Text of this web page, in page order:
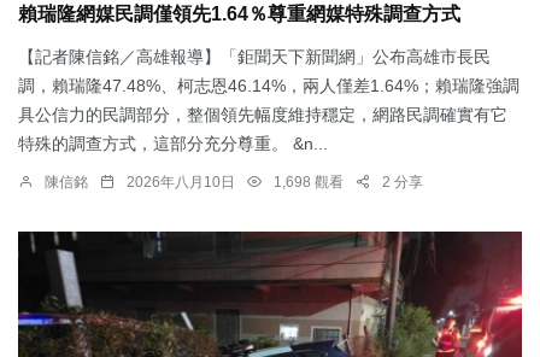
賴瑞隆網媒民調僅領先1.64％尊重網媒特殊調查方式
【記者陳信銘／高雄報導】「鉅聞天下新聞網」公布高雄市長民
調，賴瑞隆47.48%、柯志恩46.14%，兩人僅差1.64%；賴瑞隆強調
具公信力的民調部分，整個領先幅度維持穩定，網路民調確實有它
特殊的調查方式，這部分充分尊重。 &n...
陳信銘 2026年八月10日 1,698 觀看 2 分享